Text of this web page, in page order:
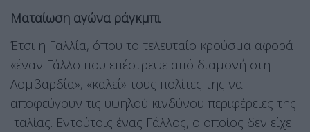
Ματαίωση αγώνα ράγκμπι
Έτσι η Γαλλία, όπου το τελευταίο κρούσμα αφορά
«έναν Γάλλο που επέστρεψε από διαμονή στη
Λομβαρδία», «καλεί» τους πολίτες της να
αποφεύγουν τις υψηλού κινδύνου περιφέρειες της
Ιταλίας. Εντούτοις ένας Γάλλος, ο οποίος δεν είχε